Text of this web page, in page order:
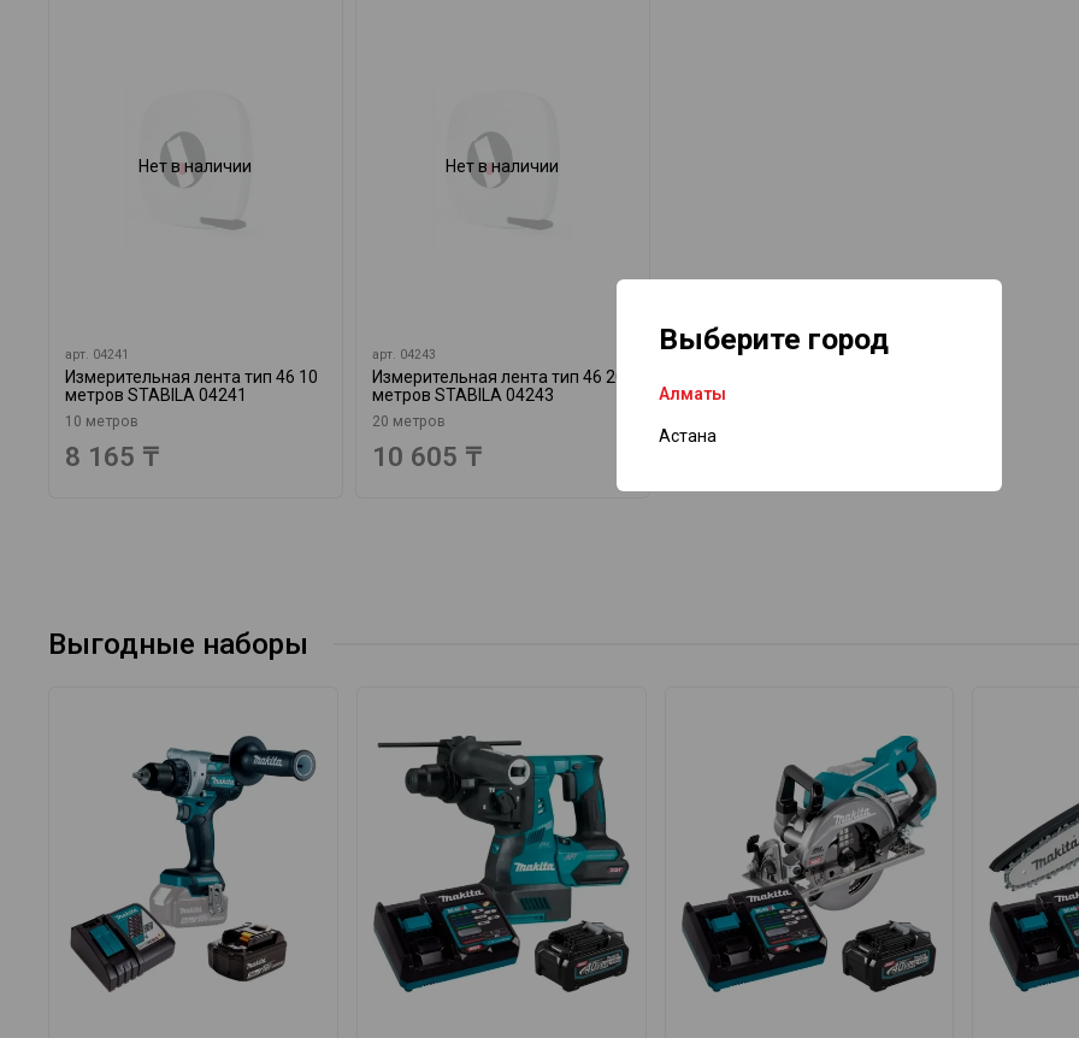
Выберите город
Алматы
Астана
Нет в наличии
арт. 04241
Измерительная лента тип 46 10
метров STABILA 04241
10 метров
8 165 ₸
Нет в наличии
арт. 04243
Измерительная лента тип 46 20
метров STABILA 04243
20 метров
10 605 ₸
Выгодные наборы